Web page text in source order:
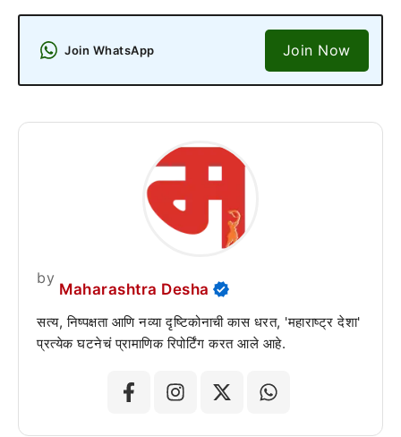
Join WhatsApp Join Now
by
Maharashtra Desha
सत्य, निष्पक्षता आणि नव्या दृष्टिकोनाची कास धरत, 'महाराष्ट्र देशा'
प्रत्येक घटनेचं प्रामाणिक रिपोर्टिंग करत आले आहे.